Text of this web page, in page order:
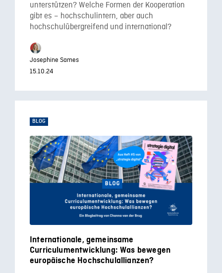
unterstützen? Welche Formen der Kooperation
gibt es – hochschulintern, aber auch
hochschulübergreifend und international?
Josephine Sames
15.10.24
BLOG
Internationale, gemeinsame
Curriculumentwicklung: Was bewegen
europäische Hochschulallianzen?